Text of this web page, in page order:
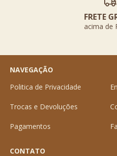
FRETE
acima de
NAVEGAÇÃO
Politica de Privacidade
Trocas e Devoluções
Pagamentos
CONTATO